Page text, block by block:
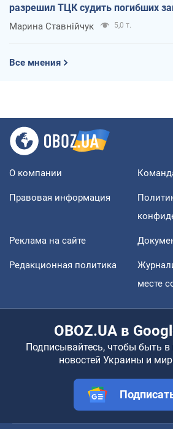
разрешил ТЦК судить погибших
Марина Ставнійчук 5,0 т.
Все мнения
О компании
Правовая информация
Реклама на сайте
Редакционная политика
месте
OBOZ.UA в
Подписывайтесь, чтобы быть в
новостей Украины и